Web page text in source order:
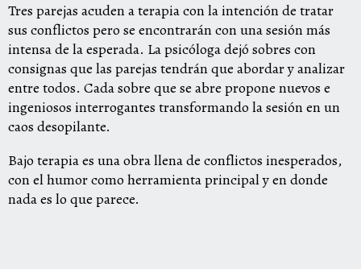
Tres parejas acuden a terapia con la intención de tratar
sus conflictos pero se encontrarán con una sesión más
intensa de la esperada. La psicóloga dejó sobres con
consignas que las parejas tendrán que abordar y analizar
entre todos. Cada sobre que se abre propone nuevos e
ingeniosos interrogantes transformando la sesión en un
caos desopilante.
Bajo terapia es una obra llena de conflictos inesperados,
con el humor como herramienta principal y en donde
nada es lo que parece.